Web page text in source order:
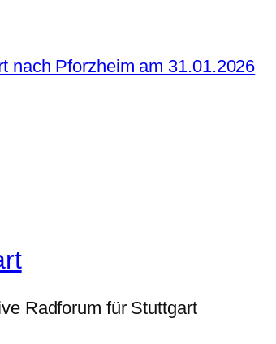
nach Pforzheim am 31.01.2026
Radforum für Stuttgart